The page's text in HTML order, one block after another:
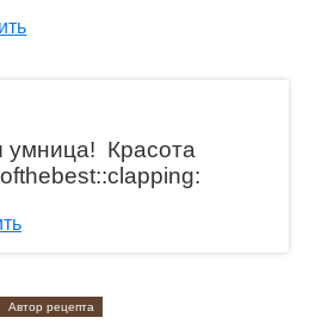
умница! Красота
Автор рецепта